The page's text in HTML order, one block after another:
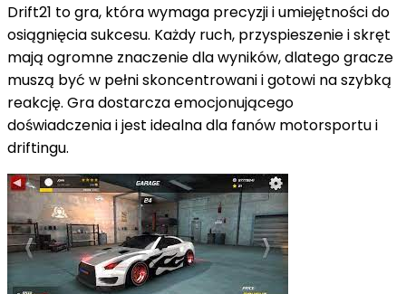
Drift21 to gra, która wymaga precyzji i umiejętności do
osiągnięcia sukcesu. Każdy ruch, przyspieszenie i skręt
mają ogromne znaczenie dla wyników, dlatego gracze
muszą być w pełni skoncentrowani i gotowi na szybką
reakcję. Gra dostarcza emocjonującego
doświadczenia i jest idealna dla fanów motorsportu i
driftingu.